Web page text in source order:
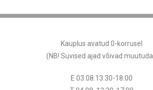
Kauplus avatud 0-korrusel
(NB! Suvised ajad võivad muutuda
E 03.08.13:30-18:00